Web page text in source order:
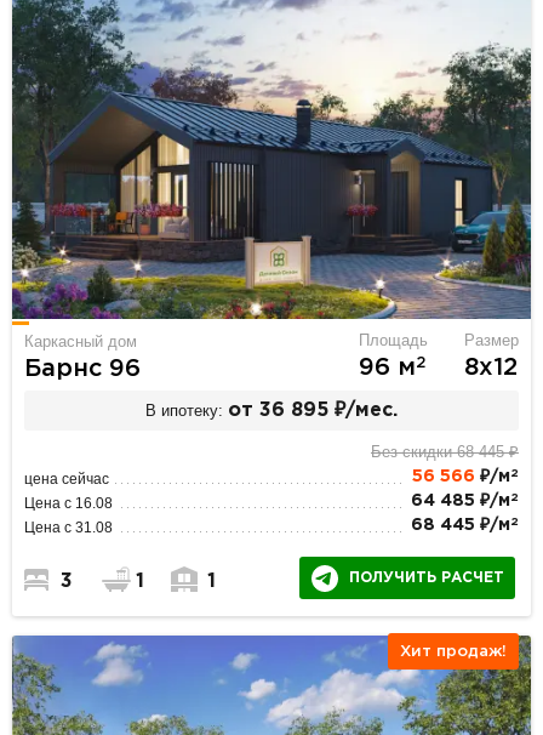
Каркасный дом
Барнс 96
Площадь
96 м2
Размер
8х12
В ипотеку: от 36 895 ₽/мес.
Без скидки 68 445 ₽
цена сейчас 56 566 ₽/м 2
Цена с 16.08 64 485 ₽/м 2
Цена с 31.08 68 445 ₽/м 2
3 1 1 ПОЛУЧИТЬ РАСЧЕТ
Хит продаж!